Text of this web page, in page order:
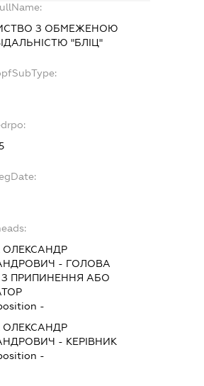
З ОБМЕЖЕНОЮ
"БЛІЦ"
ОЛЕКСАНДР
- ГОЛОВА
З ПРИПИНЕННЯ АБО
-
ОЛЕКСАНДР
- КЕРІВНИК
-